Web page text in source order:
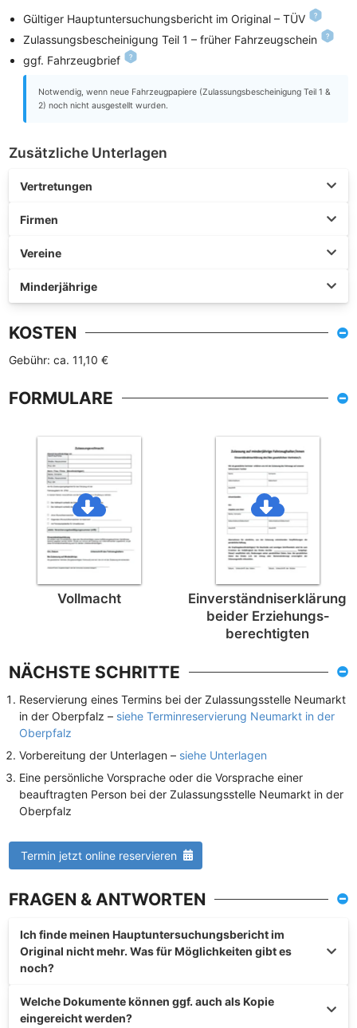
Gültiger Hauptuntersuchungsbericht im Original – TÜV
Zulassungsbescheinigung Teil 1 – früher Fahrzeugschein
ggf. Fahrzeugbrief
Notwendig, wenn neue Fahrzeugpapiere (Zulassungsbescheinigung Teil 1 &
2) noch nicht ausgestellt wurden.
Zusätzliche Unterlagen
Vertretungen
Firmen
Vereine
Minderjährige
KOSTEN
Gebühr: ca. 11,10 €
FORMULARE
Vollmacht
Einverständnis­erklärung
beider Erziehungs­
berechtigten
NÄCHSTE SCHRITTE
Reservierung eines Termins bei der Zulassungsstelle Neumarkt
in der Oberpfalz – siehe Terminreservierung Neumarkt in der
Oberpfalz
Vorbereitung der Unterlagen – siehe Unterlagen
Eine persönliche Vorsprache oder die Vorsprache einer
beauftragten Person bei der Zulassungsstelle Neumarkt in der
Oberpfalz
Termin jetzt online reservieren
FRAGEN & ANTWORTEN
Ich finde meinen Hauptuntersuchungsbericht im
Original nicht mehr. Was für Möglichkeiten gibt es
noch?
Welche Dokumente können ggf. auch als Kopie
eingereicht werden?